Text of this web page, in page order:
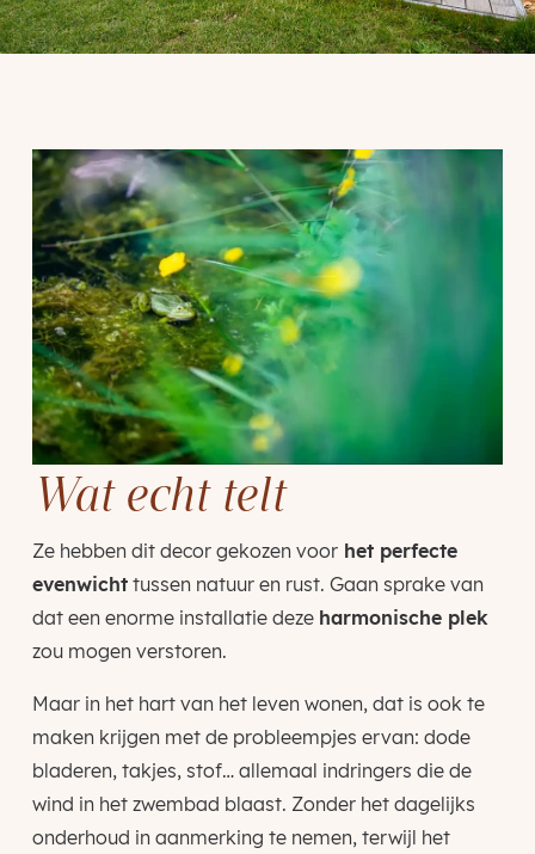
Wat echt telt
Ze hebben dit decor gekozen voorhet perfecte
evenwichttussen natuur en rust. Gaan sprake van
dat een enorme installatie deze harmonische plek
zou mogen verstoren.
Maar in het hart van het leven wonen, dat is ook te
maken krijgen met de probleempjes ervan: dode
bladeren, takjes, stof… allemaal indringers die de
wind in het zwembad blaast. Zonder het dagelijks
onderhoud in aanmerking te nemen, terwijl het